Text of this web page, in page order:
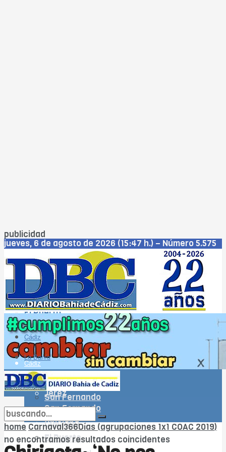
publicidad
jueves, 6 de agosto de 2026 (15:47 h.) – Número 5.575
Cádiz
Jerez
San Fernando
Chiclana
El Puerto
Puerto Real
Rota
WhatsApp
Cádiz
La Bahía
Jerez
San Fernando
Chiclana
El Puerto
Cádiz
La Bahía
Jerez
San Fernando
Chiclana
El Puerto
no encontramos resultados coincidentes
home Carnaval366Días (agrupaciones 1x1 COAC 2019)